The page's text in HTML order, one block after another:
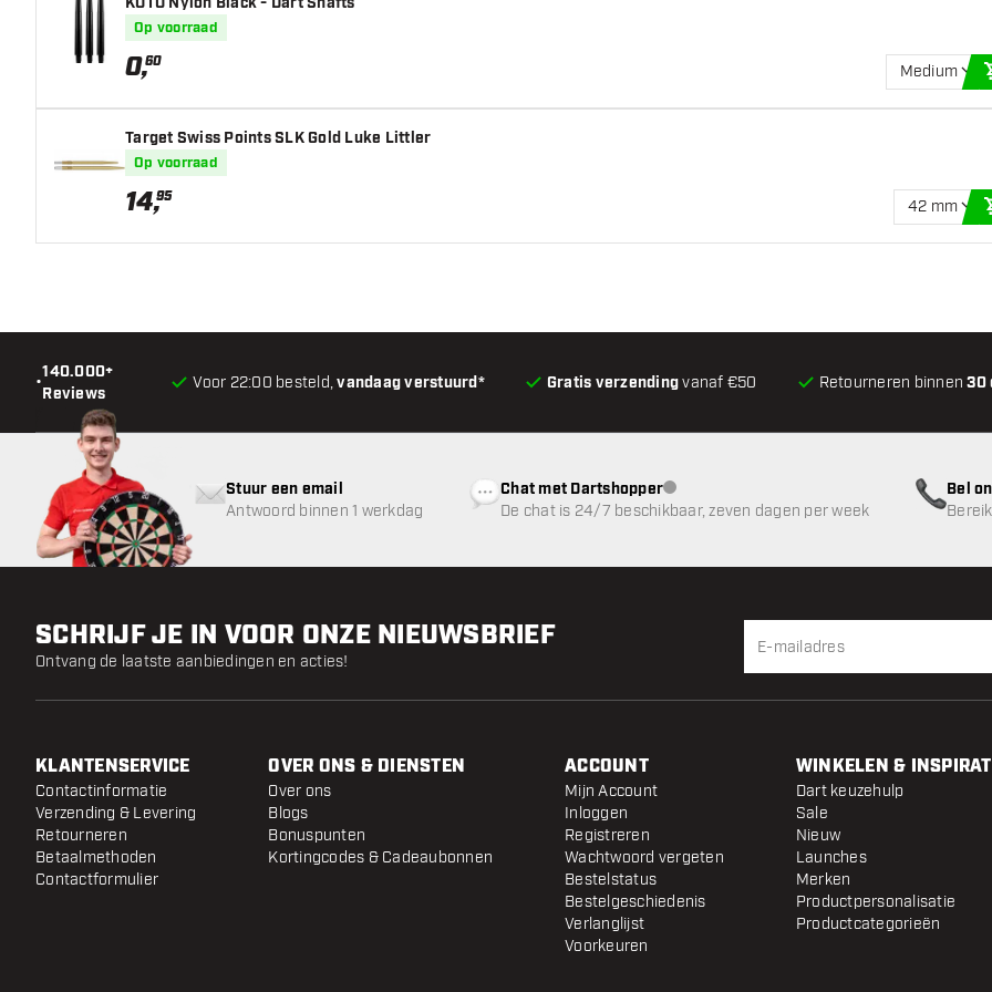
Op voorraad
0,60
Medium
Target Swiss Points SLK Gold Luke Littler
Op voorraad
14,95
42 mm
•
140.000+
Reviews
Voor 22:00 besteld,vandaag verstuurd* Gratis verzendingvanaf €50 Retourneren binnen30
Stuur een email
Antwoord binnen 1 werkdag
Chat met Dartshopperklantenservice niet beschikbaar
De chat is 24/7 beschikbaar, zeven dagen per week
Bel
SCHRIJF JE IN VOOR ONZE NIEUWSBRIEF
Ontvang de laatste aanbiedingen en acties!
KLANTENSERVICE
Contactinformatie
Verzending & Levering
Retourneren
Betaalmethoden
Contactformulier
OVER ONS & DIENSTEN
Over ons
Blogs
Bonuspunten
Kortingcodes & Cadeaubonnen
ACCOUNT
Mijn Account
Inloggen
Registreren
Wachtwoord vergeten
Bestelstatus
Bestelgeschiedenis
Verlanglijst
Voorkeuren
WINKELEN &
Dart keuzehulp
Sale
Nieuw
Launches
Merken
Productpersonalisatie
Productcategorieën